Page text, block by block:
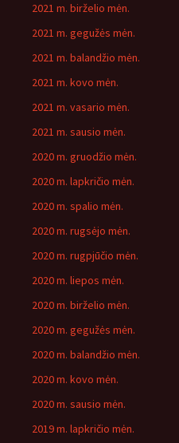
2021 m. birželio mėn.
2021 m. gegužės mėn.
2021 m. balandžio mėn.
2021 m. kovo mėn.
2021 m. vasario mėn.
2021 m. sausio mėn.
2020 m. gruodžio mėn.
2020 m. lapkričio mėn.
2020 m. spalio mėn.
2020 m. rugsėjo mėn.
2020 m. rugpjūčio mėn.
2020 m. liepos mėn.
2020 m. birželio mėn.
2020 m. gegužės mėn.
2020 m. balandžio mėn.
2020 m. kovo mėn.
2020 m. sausio mėn.
2019 m. lapkričio mėn.